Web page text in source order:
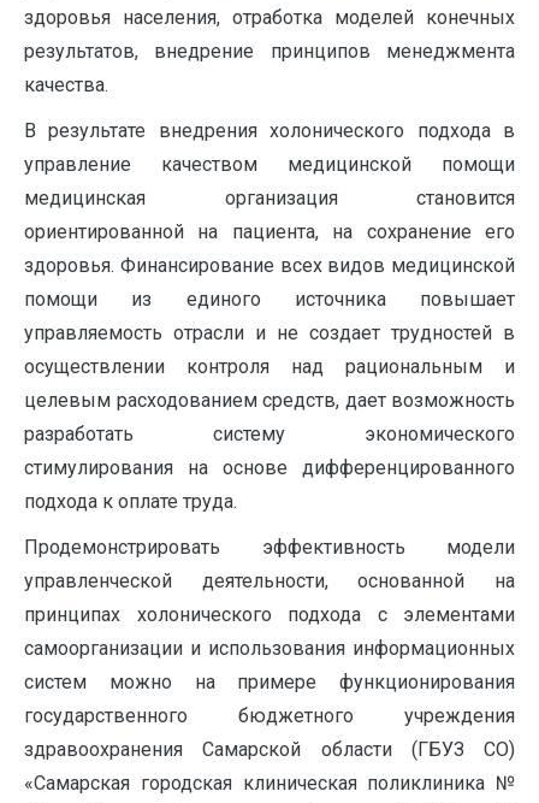
здоровья населения, отработка моделей конечных
результатов, внедрение принципов менеджмента
качества.
В результате внедрения холонического подхода в
управление качеством медицинской помощи
медицинская организация становится
ориентированной на пациента, на сохранение его
здоровья. Финансирование всех видов медицинской
помощи из единого источника повышает
управляемость отрасли и не создает трудностей в
осуществлении контроля над рациональным и
целевым расходованием средств, дает возможность
разработать систему экономического
стимулирования на основе дифференцированного
подхода к оплате труда.
Продемонстрировать эффективность модели
управленческой деятельности, основанной на
принципах холонического подхода с элементами
самоорганизации и использования информационных
систем можно на примере функционирования
государственного бюджетного учреждения
здравоохранения Самарской области (ГБУЗ СО)
«Самарская городская клиническая поликлиника №